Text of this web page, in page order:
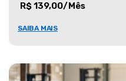
R$ 139,00/Mês
SAIBA MAIS